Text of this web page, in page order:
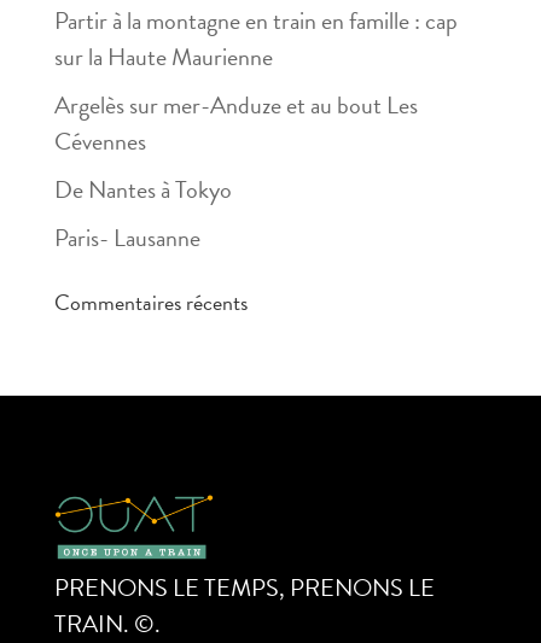
Partir à la montagne en train en famille : cap
sur la Haute Maurienne
Argelès sur mer-Anduze et au bout Les
Cévennes
De Nantes à Tokyo
Paris- Lausanne
Commentaires récents
PRENONS LE TEMPS, PRENONS LE
TRAIN. ©.